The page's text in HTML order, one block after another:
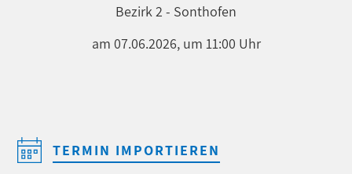
Bezirk 2 - Sonthofen
am 07.06.2026, um 11:00 Uhr
TERMIN IMPORTIEREN